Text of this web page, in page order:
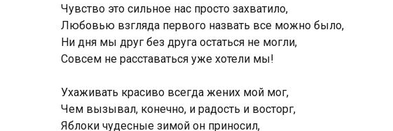
Чувство это сильное нас просто захватило,
Любовью взгляда первого назвать все можно было,
Ни дня мы друг без друга остаться не могли,
Совсем не расставаться уже хотели мы!
Ухаживать красиво всегда жених мой мог,
Чем вызывал, конечно, и радость и восторг,
Яблоки чудесные зимой он приносил,